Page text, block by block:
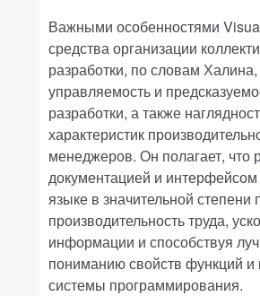
Важными особенностями
средства организации
разработки, по словам
управляемость и
разработки, а также
характеристик
менеджеров. Он полагает, что
документацией и
языке в значительной
производительность труда,
информации и способствуя
пониманию свойств функций и
системы программирования.